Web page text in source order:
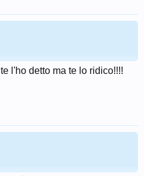
l'ho detto ma te lo ridico!!!!